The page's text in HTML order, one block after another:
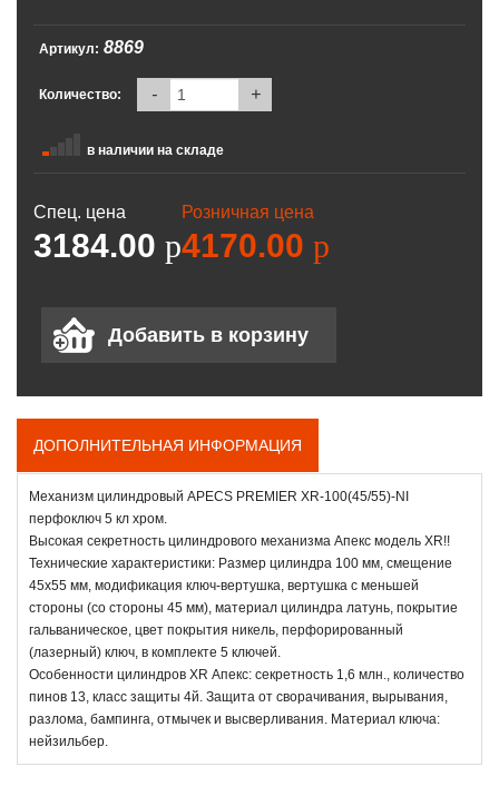
Артикул: 8869
Количество: - +
в наличии на складе
Спец. цена
3184.00 p
Розничная цена
4170.00 p
ДОПОЛНИТЕЛЬНАЯ ИНФОРМАЦИЯ
Механизм цилиндровый APECS PREMIER XR-100(45/55)-NI
перфоключ 5 кл хром.
Высокая секретность цилиндрового механизма Апекс модель XR!!
Технические характеристики: Размер цилиндра 100 мм, смещение
45х55 мм, модификация ключ-вертушка, вертушка с меньшей
стороны (со стороны 45 мм), материал цилиндра латунь, покрытие
гальваническое, цвет покрытия никель, перфорированный
(лазерный) ключ, в комплекте 5 ключей.
Особенности цилиндров XR Апекс: секретность 1,6 млн., количество
пинов 13, класс защиты 4й. Защита от сворачивания, вырывания,
разлома, бампинга, отмычек и высверливания. Материал ключа:
нейзильбер.